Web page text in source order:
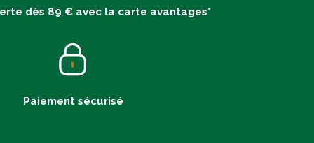
dès 89 € avec la carte avantages*
Paiement sécurisé